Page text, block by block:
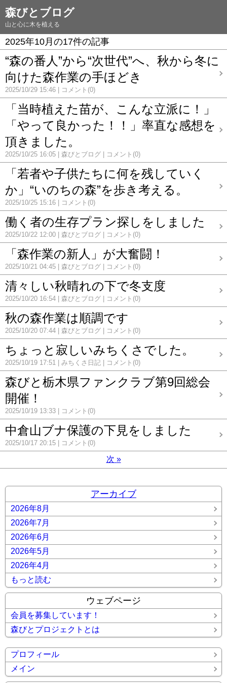
森びとブログ
山と心に木を植える
2025年10月の17件の記事
“森の番人”から“次世代”へ、秋から冬に
向けた森作業の手ほどき
2025/10/29 15:46 コメント(0)
「当時植えた苗が、こんな立派に！」
「やって良かった！！」率直な感想を
頂きました。
2025/10/25 16:05 森びとブログ コメント(0)
「若者や子供たちに何を残していく
か」“いのちの森”を歩き考える。
2025/10/25 15:16 コメント(0)
働く者の生存プラン探しをしました
2025/10/22 12:00 森びとブログ コメント(0)
「森作業の新人」が大奮闘！
2025/10/21 04:45 森びとブログ コメント(0)
清々しい秋晴れの下で冬支度
2025/10/20 16:54 森びとブログ コメント(0)
秋の森作業は順調です
2025/10/20 07:44 森びとブログ コメント(0)
ちょっと寂しいみちくさでした。
2025/10/19 17:51 みちくさ日記 コメント(0)
森びと栃木県ファンクラブ第9回総会
開催！
2025/10/19 13:33 コメント(0)
中倉山ブナ保護の下見をしました
2025/10/17 20:15 コメント(0)
次 »
アーカイブ
2026年8月
2026年7月
2026年6月
2026年5月
2026年4月
もっと読む
ウェブページ
会員を募集しています！
森びとプロジェクトとは
プロフィール
メイン